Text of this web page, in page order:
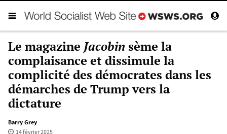
Le magazine Jacobin sème la
complaisance et dissimule la
complicité des démocrates dans les
démarches de Trump vers la
dictature
Barry Grey
14 février 2025